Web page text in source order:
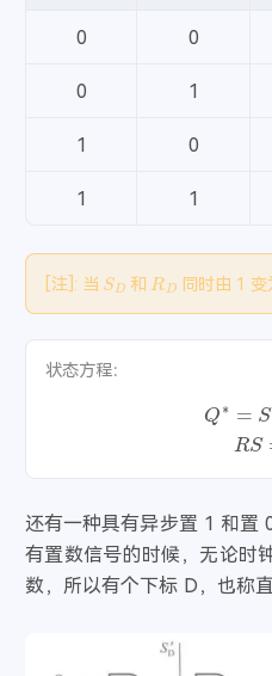
0 0
0 1
1 0
1 1
注 ]: 当 S
D 和 RD 同时由 1 变
状态方程：
Q∗ +
RS
还有一种具有异步置 1 和置
有置数信号的时候，无论时
数，所以有个下标 D，也称直